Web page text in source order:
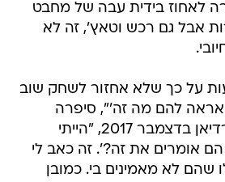
לאחוז בידית עבה של מחבט
אבל גם רכש וטאץ', זה לא
על כך שלא אחזור לשחק שוב
אראה להם מה זה'", סיפרה
קביטובה בראיון לגרדיאן בדצמבר 2017, "הייתי
אומרים את זה?'. זה כאב לי
שהם לא מאמינים בי. כמובן